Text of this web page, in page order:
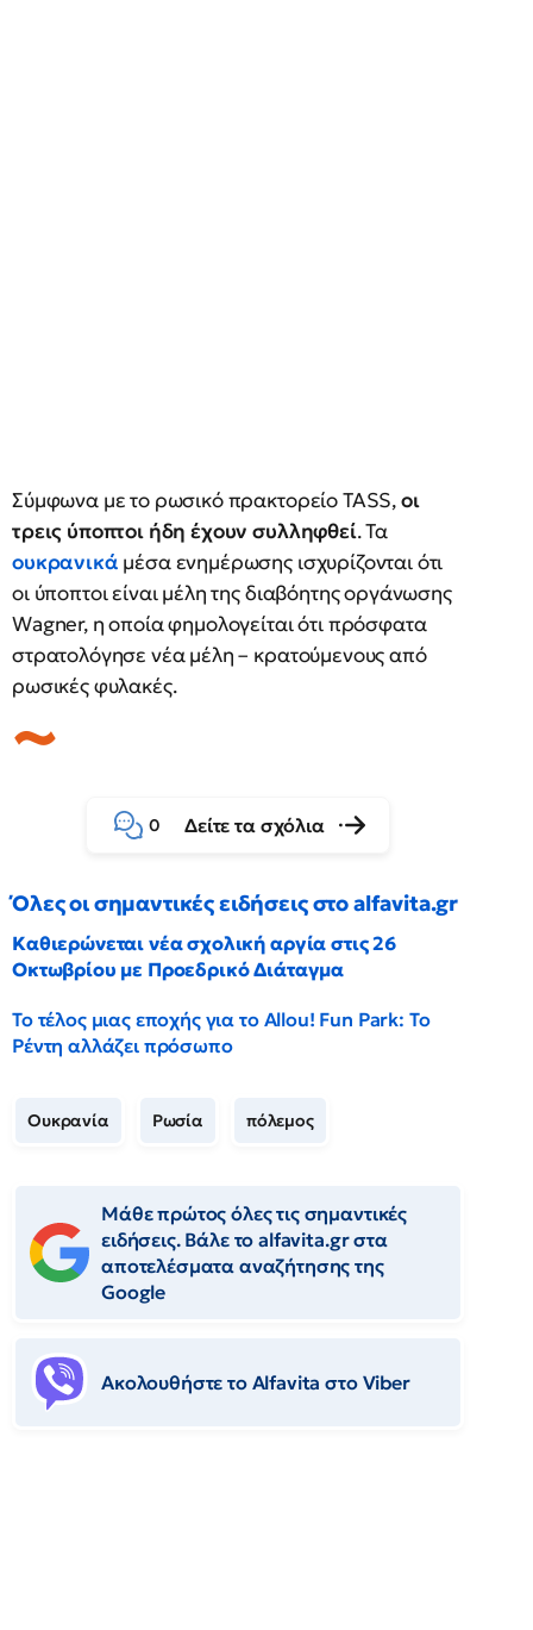
Σύμφωνα με το ρωσικό πρακτορείο TASS,οι
τρεις ύποπτοι ήδη έχουν συλληφθεί. Τα
ουκρανικά μέσα ενημέρωσης ισχυρίζονται ότι
οι ύποπτοι είναι μέλη της διαβόητης οργάνωσης
Wagner, η οποία φημολογείται ότι πρόσφατα
στρατολόγησε νέα μέλη – κρατούμενους από
ρωσικές φυλακές.
0 Δείτε τα σχόλια
Όλες οι σημαντικές ειδήσεις στο alfavita.gr
Καθιερώνεται νέα σχολική αργία στις 26
Οκτωβρίου με Προεδρικό Διάταγμα
Το τέλος μιας εποχής για το Allou! Fun Park: Το
Ρέντη αλλάζει πρόσωπο
Ουκρανία Ρωσία πόλεμος
Μάθε πρώτος όλες τις σημαντικές
ειδήσεις. Βάλε το alfavita.gr στα
αποτελέσματα αναζήτησης της
Google
Ακολουθήστε το Αlfavita στο Viber